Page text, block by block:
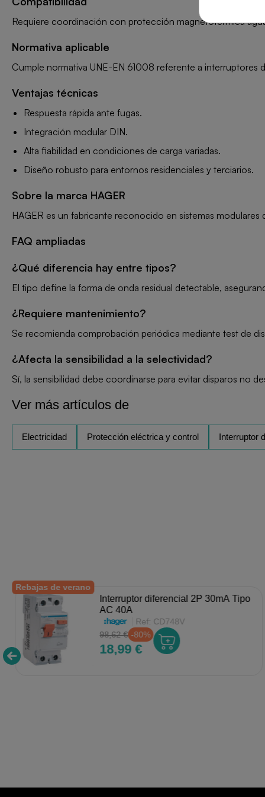
Requiere coordinación con protección magnetotérmica
Normativa aplicable
Cumple normativa UNE-EN 61008 referente a
Ventajas técnicas
Respuesta rápida ante fugas.
Integración modular DIN.
Alta fiabilidad en condiciones de carga variadas.
Diseño robusto para entornos residenciales y terciarios.
Sobre la marca HAGER
HAGER es un fabricante reconocido en sistemas
FAQ ampliadas
¿Qué diferencia hay entre tipos?
El tipo define la forma de onda residual detectable,
¿Requiere mantenimiento?
Se recomienda comprobación periódica mediante test de
¿Afecta la sensibilidad a la selectividad?
Sí, la sensibilidad debe coordinarse para evitar disparos no
Ver más artículos de
Electricidad Protección eléctrica y control Interruptor
Rebajas de verano
Interruptor diferencial 2P 30mA Tipo
AC 40A
Ref: CD748V
98,62 € -80%
18,99 €